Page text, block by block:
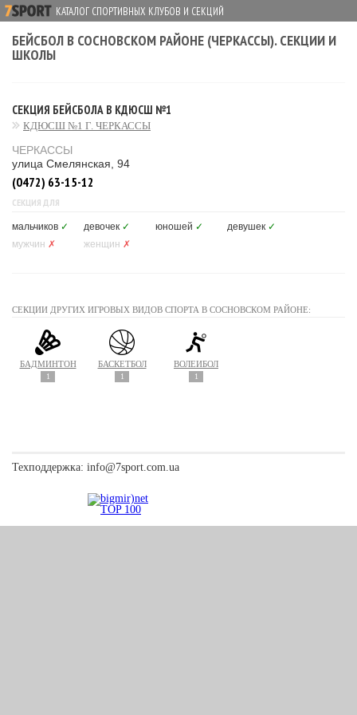
КАТАЛОГ СПОРТИВНЫХ КЛУБОВ И СЕКЦИЙ
БЕЙСБОЛ В СОСНОВСКОМ РАЙОНЕ (ЧЕРКАССЫ). СЕКЦИИ И
ШКОЛЫ
СЕКЦИЯ БЕЙСБОЛА В КДЮСШ №1
КДЮСШ №1 Г. ЧЕРКАССЫ
ЧЕРКАССЫ
улица Смелянская, 94
(0472) 63-15-12
СЕКЦИЯ ДЛЯ
мальчиков ✓ девочек ✓ юношей ✓ девушек ✓
мужчин ✗ женщин ✗
СЕКЦИИ ДРУГИХ ИГРОВЫХ ВИДОВ СПОРТА В СОСНОВСКОМ РАЙОНЕ:
БАДМИНТОН
1
БАСКЕТБОЛ
1
ВОЛЕЙБОЛ
1
Техподдержка: info@7sport.com.ua